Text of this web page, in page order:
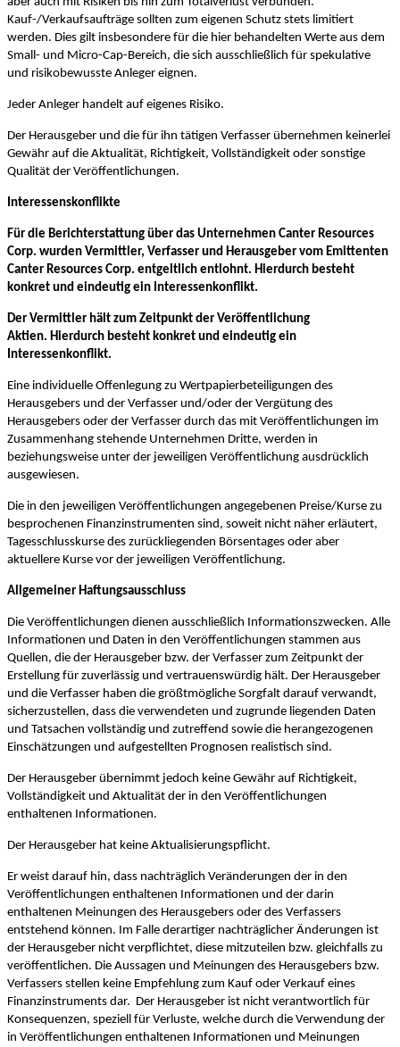
Kauf-/Verkaufsaufträge sollten zum eigenen Schutz stets limitiert
werden. Dies gilt insbesondere für die hier behandelten Werte aus dem
Small- und Micro-Cap-Bereich, die sich ausschließlich für spekulative
und risikobewusste Anleger eignen.
Jeder Anleger handelt auf eigenes Risiko.
Der Herausgeber und die für ihn tätigen Verfasser übernehmen keinerlei
Gewähr auf die Aktualität, Richtigkeit, Vollständigkeit oder sonstige
Qualität der Veröffentlichungen.
Interessenskonflikte
Für die Berichterstattung über das Unternehmen Canter Resources
Corp. wurden Vermittler, Verfasser und Herausgeber vom Emittenten
Canter Resources Corp. entgeltlich entlohnt. Hierdurch besteht
konkret und eindeutig ein Interessenkonflikt.
Der Vermittler hält zum Zeitpunkt der Veröffentlichung
Aktien. Hierdurch besteht konkret und eindeutig ein
Interessenkonflikt.
Eine individuelle Offenlegung zu Wertpapierbeteiligungen des
Herausgebers und der Verfasser und/oder der Vergütung des
Herausgebers oder der Verfasser durch das mit Veröffentlichungen im
Zusammenhang stehende Unternehmen Dritte, werden in
beziehungsweise unter der jeweiligen Veröffentlichung ausdrücklich
ausgewiesen.
Die in den jeweiligen Veröffentlichungen angegebenen Preise/Kurse zu
besprochenen Finanzinstrumenten sind, soweit nicht näher erläutert,
Tagesschlusskurse des zurückliegenden Börsentages oder aber
aktuellere Kurse vor der jeweiligen Veröffentlichung.
Allgemeiner Haftungsausschluss
Die Veröffentlichungen dienen ausschließlich Informationszwecken. Alle
Informationen und Daten in den Veröffentlichungen stammen aus
Quellen, die der Herausgeber bzw. der Verfasser zum Zeitpunkt der
Erstellung für zuverlässig und vertrauenswürdig hält. Der Herausgeber
und die Verfasser haben die größtmögliche Sorgfalt darauf verwandt,
sicherzustellen, dass die verwendeten und zugrunde liegenden Daten
und Tatsachen vollständig und zutreffend sowie die herangezogenen
Einschätzungen und aufgestellten Prognosen realistisch sind.
Der Herausgeber übernimmt jedoch keine Gewähr auf Richtigkeit,
Vollständigkeit und Aktualität der in den Veröffentlichungen
enthaltenen Informationen.
Der Herausgeber hat keine Aktualisierungspflicht.
Er weist darauf hin, dass nachträglich Veränderungen der in den
Veröffentlichungen enthaltenen Informationen und der darin
enthaltenen Meinungen des Herausgebers oder des Verfassers
entstehend können. Im Falle derartiger nachträglicher Änderungen ist
der Herausgeber nicht verpflichtet, diese mitzuteilen bzw. gleichfalls zu
veröffentlichen. Die Aussagen und Meinungen des Herausgebers bzw.
Verfassers stellen keine Empfehlung zum Kauf oder Verkauf eines
Finanzinstruments dar. Der Herausgeber ist nicht verantwortlich für
Konsequenzen, speziell für Verluste, welche durch die Verwendung der
in Veröffentlichungen enthaltenen Informationen und Meinungen